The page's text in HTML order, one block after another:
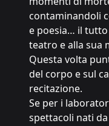
contaminandoli
e poesia… il
teatro e alla sua
Questa volta
del corpo e sul
recitazione.
Se per i
spettacoli nati